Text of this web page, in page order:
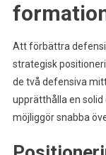
Att förbättra
strategisk
de två defensiva
upprätthålla en
möjliggör snabba